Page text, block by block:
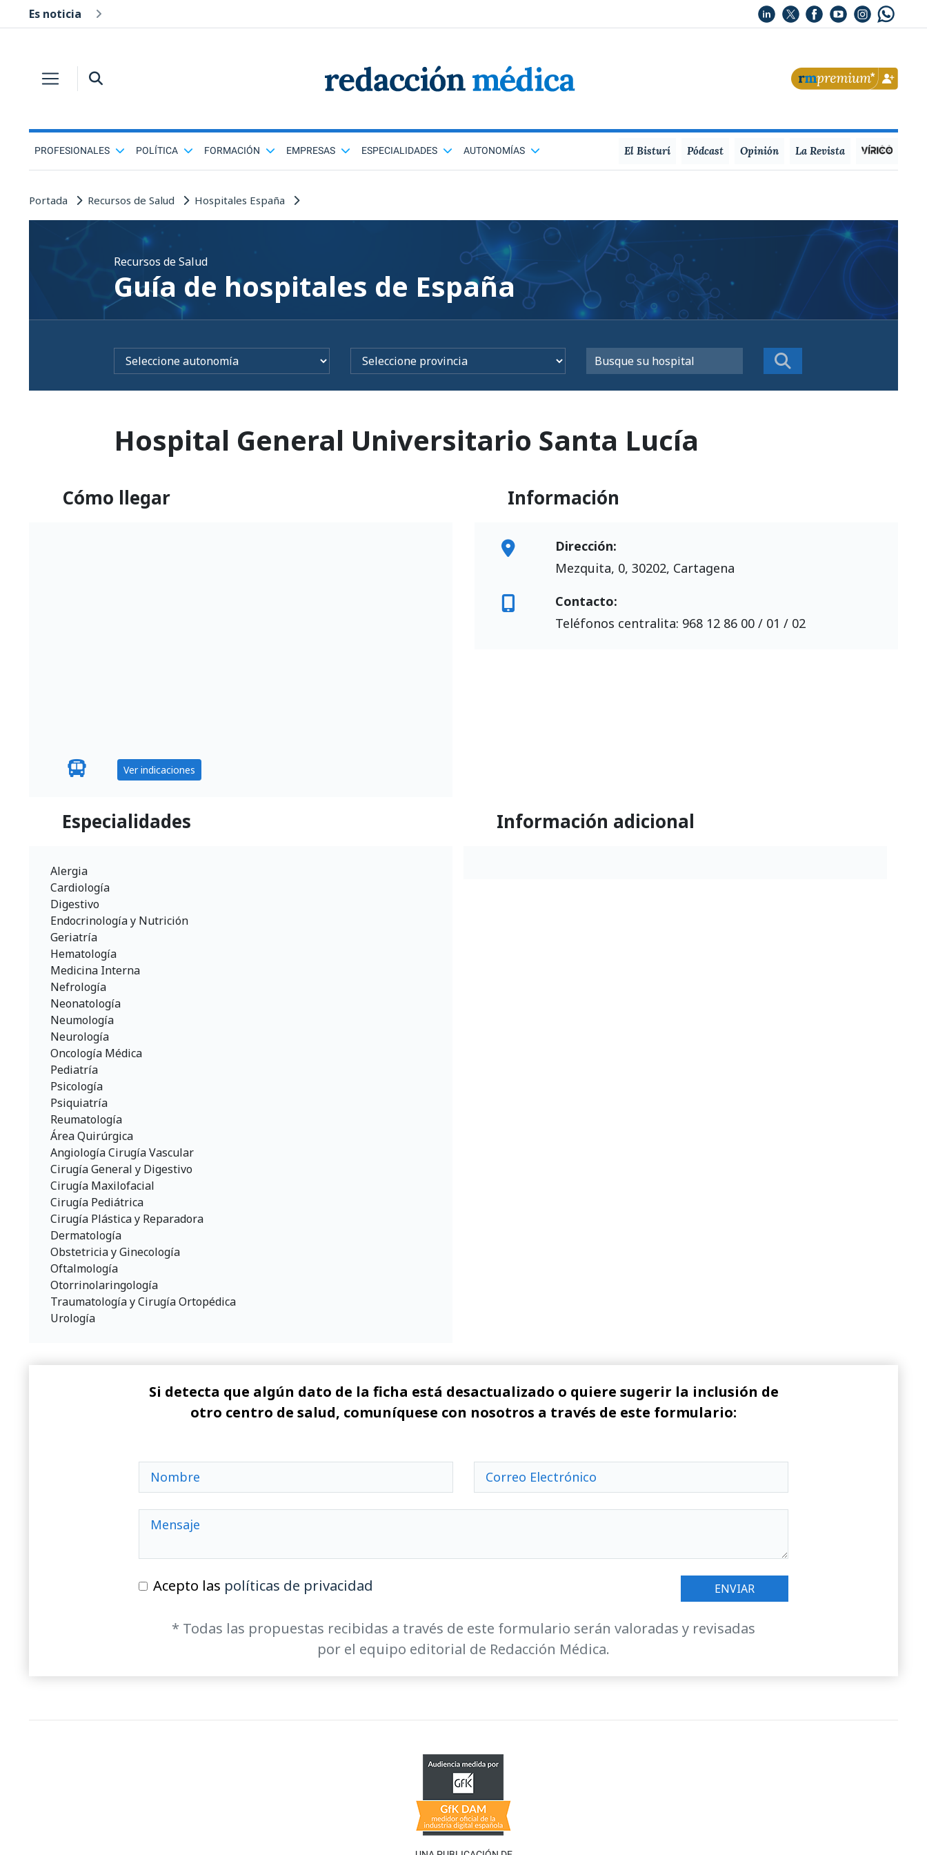
Es noticia
PROFESIONALES POLÍTICA FORMACIÓN EMPRESAS ESPECIALIDADES AUTONOMÍAS El Bisturí Pódcast Opinión La Revista
Portada Recursos de Salud Hospitales España
Recursos de Salud
Guía de hospitales de España
Hospital General Universitario Santa Lucía
Cómo llegar
Ver indicaciones
Información
Dirección:
Mezquita, 0, 30202, Cartagena
Contacto:
Teléfonos centralita: 968 12 86 00 / 01 / 02
Especialidades
Alergia
Cardiología
Digestivo
Endocrinología y Nutrición
Geriatría
Hematología
Medicina Interna
Nefrología
Neonatología
Neumología
Neurología
Oncología Médica
Pediatría
Psicología
Psiquiatría
Reumatología
Área Quirúrgica
Angiología Cirugía Vascular
Cirugía General y Digestivo
Cirugía Maxilofacial
Cirugía Pediátrica
Cirugía Plástica y Reparadora
Dermatología
Obstetricia y Ginecología
Oftalmología
Otorrinolaringología
Traumatología y Cirugía Ortopédica
Urología
Información adicional
Si detecta que algún dato de la ficha está desactualizado o quiere sugerir la inclusión de
otro centro de salud, comuníquese con nosotros a través de este formulario:
Acepto las políticas de privacidad
* Todas las propuestas recibidas a través de este formulario serán valoradas y revisadas
por el equipo editorial de Redacción Médica.